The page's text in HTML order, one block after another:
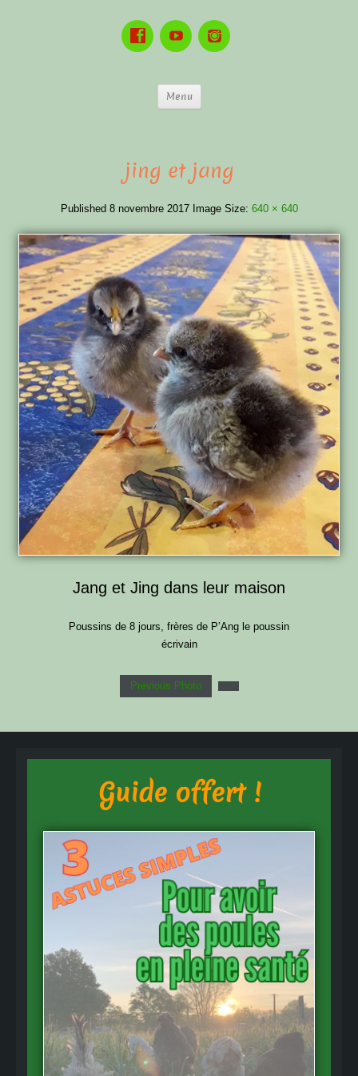
Menu
jing et jang
Published 8 novembre 2017 Image Size: 640 × 640
Jang et Jing dans leur maison
Poussins de 8 jours, frères de P’Ang le poussin
écrivain
Previous Photo
Guide offert !